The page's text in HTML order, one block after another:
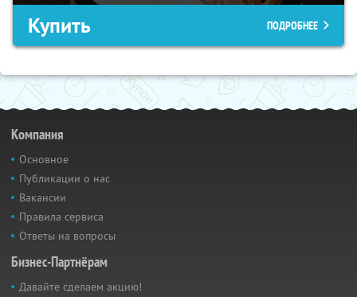
Купить ПОДРОБНЕЕ
Компания
Основное
Публикации о нас
Вакансии
Правила сервиса
Ответы на вопросы
Бизнес-Партнёрам
Давайте сделаем акцию!